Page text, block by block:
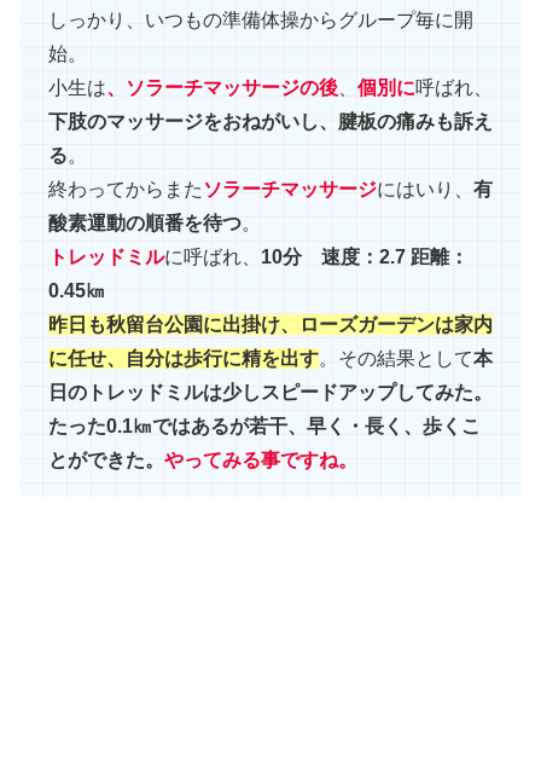
しっかり、いつもの準備体操からグループ毎に開
始。
小生は、ソラーチマッサージの後、 個別に呼ばれ、
下肢のマッサージをおねがいし、腱板の痛みも訴え
る。
終わってからまた ソラーチマッサージにはいり、 有
酸素運動の順番を待つ。
トレッドミルに呼ばれ、 10分 速度：2.7 距離：
0.45㎞
昨日も秋留台公園に出掛け、ローズガーデンは家内
に任せ、自分は歩行に精を出す。その結果として本
日のトレッドミルは少しスピードアップしてみた。
たった0.1㎞ではあるが若干、早く・長く、歩くこ
とができた。 やってみる事ですね。